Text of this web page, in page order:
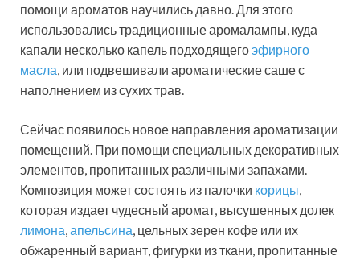
помощи ароматов научились давно. Для этого
использовались традиционные аромалампы, куда
капали несколько капель подходящегоэфирного
масла, или подвешивали ароматические саше с
наполнением из сухих трав.
Сейчас появилось новое направления ароматизации
помещений. При помощи специальных декоративных
элементов, пропитанных различными запахами.
Композиция может состоять из палочки корицы,
которая издает чудесный аромат, высушенных долек
лимона,апельсина, цельных зерен кофе или их
обжаренный вариант, фигурки из ткани, пропитанные